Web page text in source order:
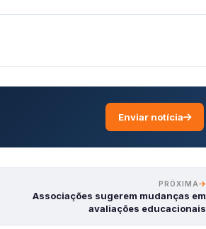
Enviar notícia
PRÓXIMA
Associações sugerem mudanças em
avaliações educacionais